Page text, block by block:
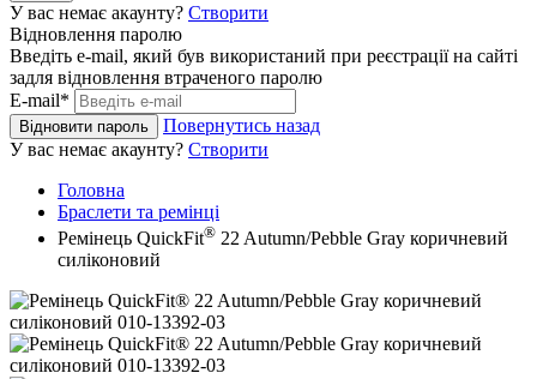
У вас немає акаунту? Створити
Відновлення паролю
Введіть e-mail, який був використаний при реєстрації на сайті
задля відновлення втраченого паролю
E-mail*
Відновити пароль
Повернутись назад
У вас немає акаунту? Створити
Головна
Браслети та ремінці
Ремінець QuickFit® 22 Autumn/Pebble Gray коричневий
силіконовий